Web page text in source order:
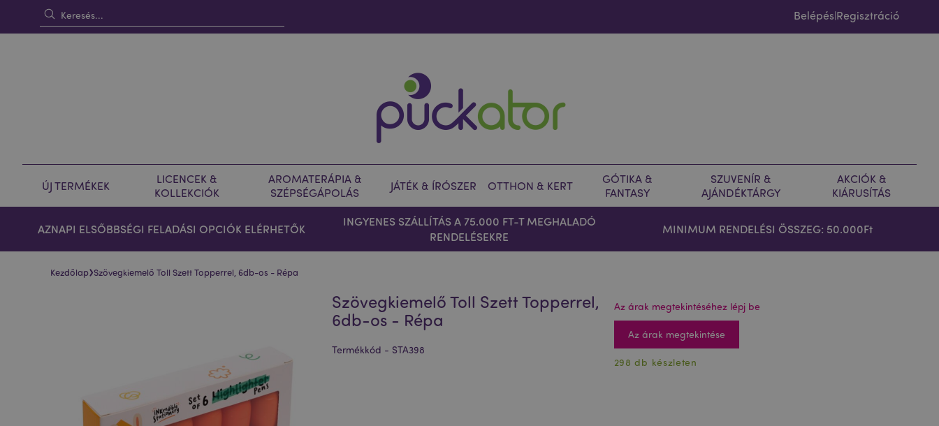
Belépés|Regisztráció
ÚJ TERMÉKEK
LICENCEK &
KOLLEKCIÓK
AROMATERÁPIA &
SZÉPSÉGÁPOLÁS
JÁTÉK & ÍRÓSZER OTTHON & KERT
GÓTIKA &
FANTASY
SZUVENÍR &
AJÁNDÉKTÁRGY
AKCIÓK &
KIÁRUSÍTÁS
AZNAPI ELSŐBBSÉGI FELADÁSI OPCIÓK ELÉRHETŐK
INGYENES SZÁLLÍTÁS A 75.000 FT-T MEGHALADÓ
RENDELÉSEKRE
MINIMUM RENDELÉSI ÖSSZEG: 50.000Ft
Kezdőlap›Szövegkiemelő Toll Szett Topperrel, 6db-os - Répa
Szövegkiemelő Toll Szett Topperrel,
6db-os - Répa
Termékkód - STA398
Az árak megtekintéséhez lépj be
Az árak megtekintése
298 db készleten